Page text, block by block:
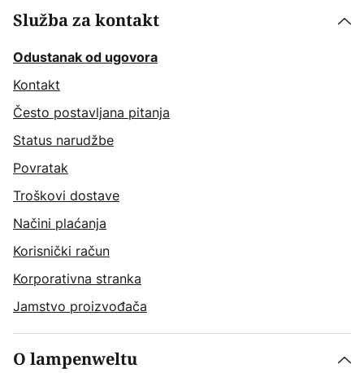
Služba za kontakt
Odustanak od ugovora
Kontakt
Često postavljana pitanja
Status narudžbe
Povratak
Troškovi dostave
Načini plaćanja
Korisnički račun
Korporativna stranka
Jamstvo proizvođača
O lampenweltu